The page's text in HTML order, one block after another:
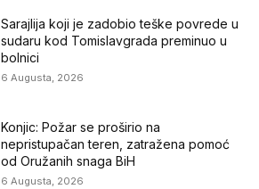
Sarajlija koji je zadobio teške povrede u
sudaru kod Tomislavgrada preminuo u
bolnici
6 Augusta, 2026
Konjic: Požar se proširio na
nepristupačan teren, zatražena pomoć
od Oružanih snaga BiH
6 Augusta, 2026